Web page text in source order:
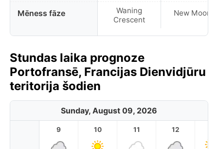
Mēness fāze
Waning
Crescent
New Moon
Stundas laika prognoze
Portofransē, Francijas Dienvidjūru
teritorija šodien
Sunday, August 09, 2026
9 10 11 12